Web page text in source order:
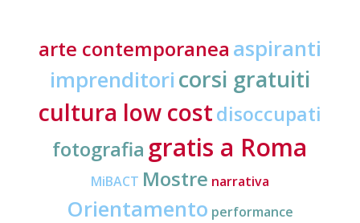
arte contemporanea aspiranti
imprenditori corsi gratuiti
cultura low costdisoccupati
fotografia gratis a Roma
MiBACT Mostre narrativa
Orientamento performance